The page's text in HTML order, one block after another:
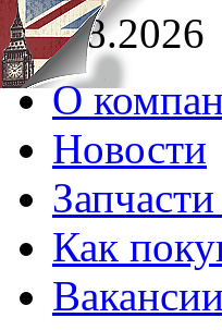
07.08.2026
О
Новости
Как
Вакансии